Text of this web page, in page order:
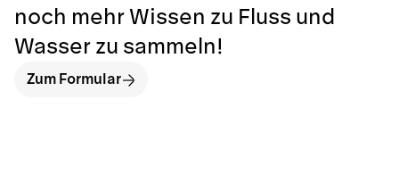
noch mehr Wissen zu Fluss und
Wasser zu sammeln!
Zum Formular